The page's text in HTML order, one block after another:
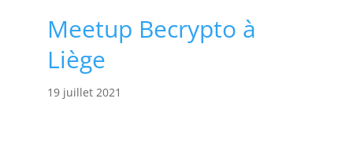
Meetup Becrypto à
Liège
19 juillet 2021